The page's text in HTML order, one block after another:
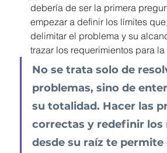
debería de ser la primera
empezar a definir los límites
delimitar el problema y su
trazar los requerimientos para
No se trata solo de
problemas, sino de
su totalidad. Hacer las
correctas y redefinir los
desde su raíz te